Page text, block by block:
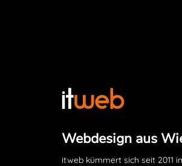
Webdesign aus
itweb kümmert sich seit 2011